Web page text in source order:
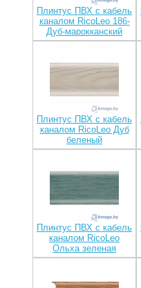
Плинтус ПВХ с кабель
каналом RicoLeo 186-
Дуб-марокканский
Плинтус ПВХ с кабель
каналом RicoLeo Дуб
беленый
Плинтус ПВХ с кабель
каналом RicoLeo
Ольха зеленая